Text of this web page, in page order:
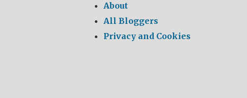
About
All Bloggers
Privacy and Cookies